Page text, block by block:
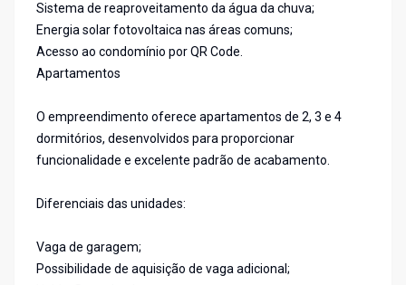
Sistema de reaproveitamento da água da chuva;
Energia solar fotovoltaica nas áreas comuns;
Acesso ao condomínio por QR Code.
Apartamentos
O empreendimento oferece apartamentos de 2, 3 e 4
dormitórios, desenvolvidos para proporcionar
funcionalidade e excelente padrão de acabamento.
Diferenciais das unidades:
Vaga de garagem;
Possibilidade de aquisição de vaga adicional;